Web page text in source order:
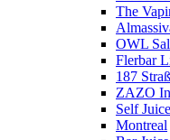
The
OWL
Flerbar
187
ZAZO
Self Juice
Montreal